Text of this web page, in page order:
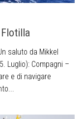
saluto da Mikkel
Luglio): Compagni –
e di navigare